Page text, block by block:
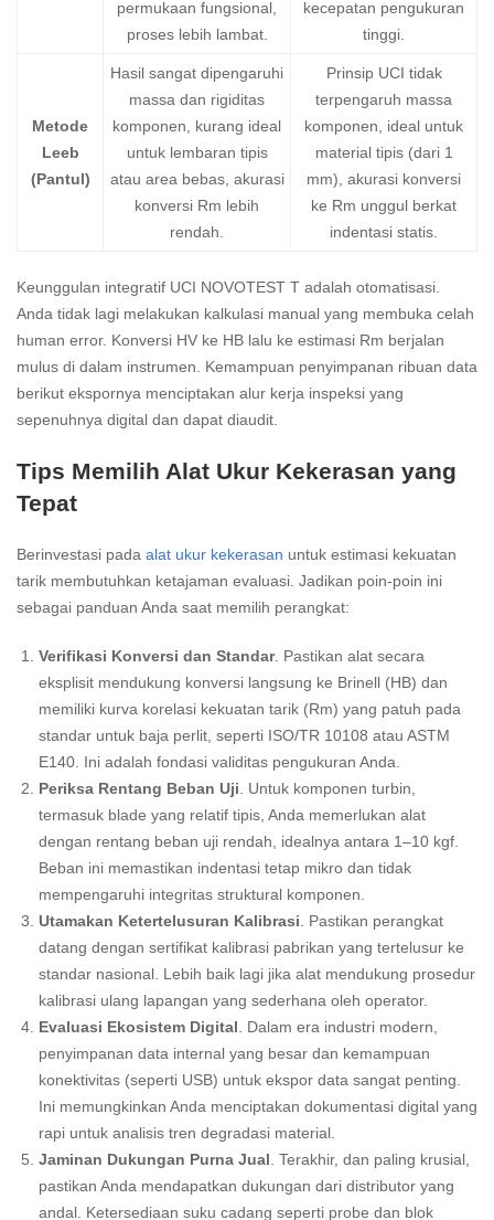
permukaan fungsional,
proses lebih lambat.
kecepatan pengukuran
tinggi.
Metode
Leeb
(Pantul)
Hasil sangat dipengaruhi
massa dan rigiditas
komponen, kurang ideal
untuk lembaran tipis
atau area bebas, akurasi
konversi Rm lebih
rendah.
Prinsip UCI tidak
terpengaruh massa
komponen, ideal untuk
material tipis (dari 1
mm), akurasi konversi
ke Rm unggul berkat
indentasi statis.
Keunggulan integratif UCI NOVOTEST T adalah otomatisasi.
Anda tidak lagi melakukan kalkulasi manual yang membuka celah
human error. Konversi HV ke HB lalu ke estimasi Rm berjalan
mulus di dalam instrumen. Kemampuan penyimpanan ribuan data
berikut ekspornya menciptakan alur kerja inspeksi yang
sepenuhnya digital dan dapat diaudit.
Tips Memilih Alat Ukur Kekerasan yang
Tepat
Berinvestasi pada alat ukur kekerasan untuk estimasi kekuatan
tarik membutuhkan ketajaman evaluasi. Jadikan poin-poin ini
sebagai panduan Anda saat memilih perangkat:
Verifikasi Konversi dan Standar. Pastikan alat secara
eksplisit mendukung konversi langsung ke Brinell (HB) dan
memiliki kurva korelasi kekuatan tarik (Rm) yang patuh pada
standar untuk baja perlit, seperti ISO/TR 10108 atau ASTM
E140. Ini adalah fondasi validitas pengukuran Anda.
Periksa Rentang Beban Uji . Untuk komponen turbin,
termasuk blade yang relatif tipis, Anda memerlukan alat
dengan rentang beban uji rendah, idealnya antara 1–10 kgf.
Beban ini memastikan indentasi tetap mikro dan tidak
mempengaruhi integritas struktural komponen.
Utamakan Ketertelusuran Kalibrasi . Pastikan perangkat
datang dengan sertifikat kalibrasi pabrikan yang tertelusur ke
standar nasional. Lebih baik lagi jika alat mendukung prosedur
kalibrasi ulang lapangan yang sederhana oleh operator.
Evaluasi Ekosistem Digital . Dalam era industri modern,
penyimpanan data internal yang besar dan kemampuan
konektivitas (seperti USB) untuk ekspor data sangat penting.
Ini memungkinkan Anda menciptakan dokumentasi digital yang
rapi untuk analisis tren degradasi material.
Jaminan Dukungan Purna Jual . Terakhir, dan paling krusial,
pastikan Anda mendapatkan dukungan dari distributor yang
andal. Ketersediaan suku cadang seperti probe dan blok